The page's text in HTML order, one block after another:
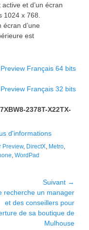
et d’un écran
1024 x 768.
d’une
est
Français 64 bits
Français 32 bits
2378T-X22TX-
d'informations
Preview, DirectX Metro
WordPad
Suivant →
:
recherche un manager
et des conseillers pour
de sa boutique de
Mulhouse